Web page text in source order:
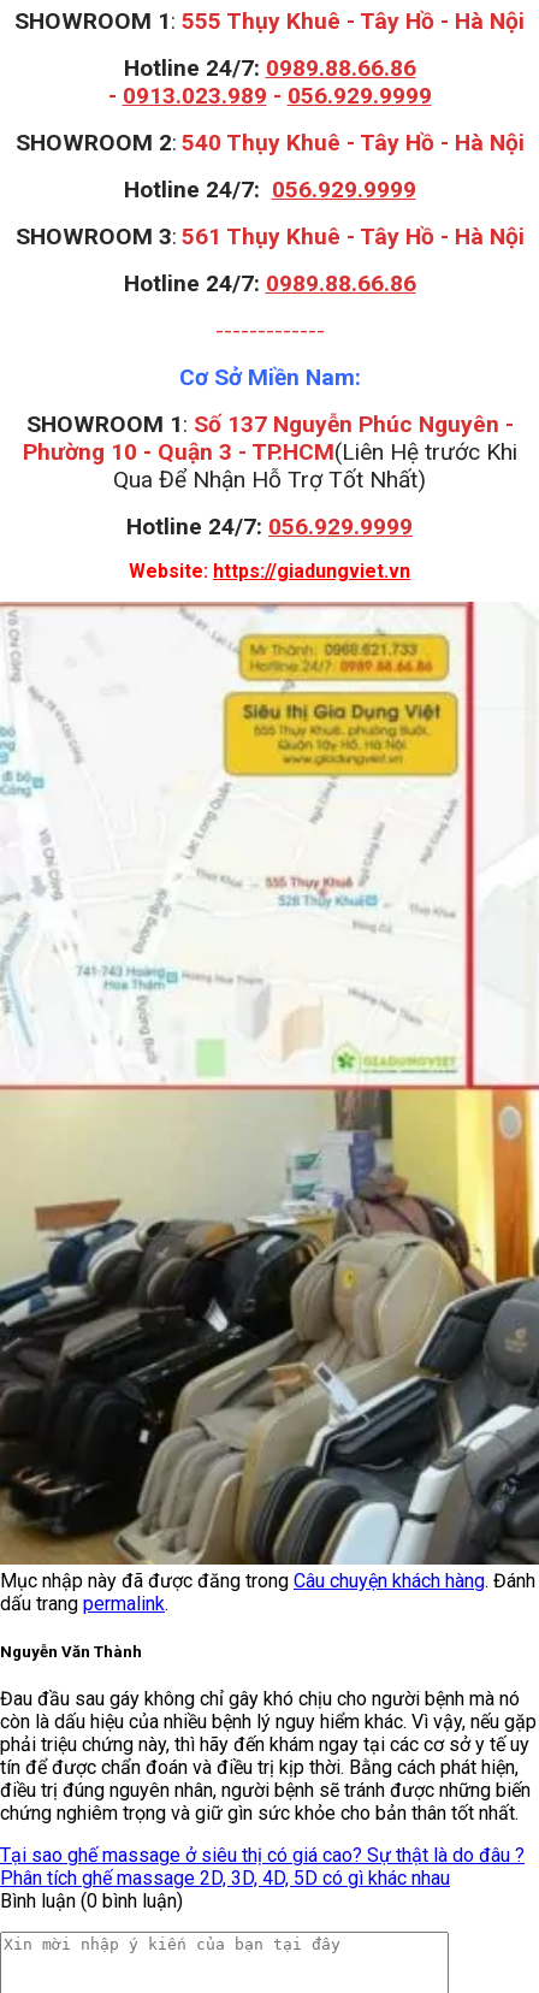
SHOWROOM 1: 555 Thụy Khuê - Tây Hồ - Hà Nội
Hotline 24/7: 0989.88.66.86
- 0913.023.989 - 056.929.9999
SHOWROOM 2: 540 Thụy Khuê - Tây Hồ - Hà Nội
Hotline 24/7: 056.929.9999
SHOWROOM 3: 561 Thụy Khuê - Tây Hồ - Hà Nội
Hotline 24/7: 0989.88.66.86
-------------
Cơ Sở Miền Nam:
SHOWROOM 1: Số 137 Nguyễn Phúc Nguyên -
Phường 10 - Quận 3 - TP.HCM(Liên Hệ trước Khi
Qua Để Nhận Hỗ Trợ Tốt Nhất)
Hotline 24/7: 056.929.9999
Website: https://giadungviet.vn
Mục nhập này đã được đăng trong Câu chuyện khách hàng. Đánh
dấu trang permalink.
Nguyễn Văn Thành
Đau đầu sau gáy không chỉ gây khó chịu cho người bệnh mà nó
còn là dấu hiệu của nhiều bệnh lý nguy hiểm khác. Vì vậy, nếu gặp
phải triệu chứng này, thì hãy đến khám ngay tại các cơ sở y tế uy
tín để được chẩn đoán và điều trị kịp thời. Bằng cách phát hiện,
điều trị đúng nguyên nhân, người bệnh sẽ tránh được những biến
chứng nghiêm trọng và giữ gìn sức khỏe cho bản thân tốt nhất.
Tại sao ghế massage ở siêu thị có giá cao? Sự thật là do đâu ?
Phân tích ghế massage 2D, 3D, 4D, 5D có gì khác nhau
Bình luận (0 bình luận)